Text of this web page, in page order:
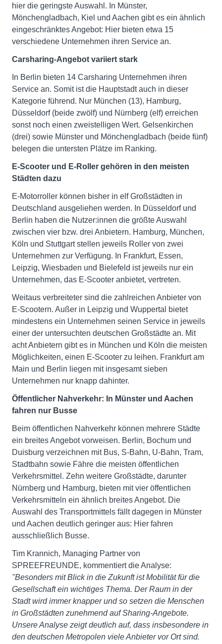
hier die geringste Auswahl. In Münster,
Mönchengladbach, Kiel und Aachen gibt es ein ähnlich
eingeschränktes Angebot: Hier bieten etwa 15
verschiedene Unternehmen ihren Service an.
Carsharing-Angebot variiert stark
In Berlin bieten 14 Carsharing Unternehmen ihren
Service an. Somit ist die Hauptstadt auch in dieser
Kategorie führend. Nur München (13), Hamburg,
Düsseldorf (beide zwölf) und Nürnberg (elf) erreichen
sonst noch einen zweistelligen Wert. Gelsenkirchen
(drei) sowie Münster und Mönchengladbach (beide fünf)
belegen die untersten Plätze im Ranking.
E-Scooter und E-Roller gehören in den meisten
Städten dazu
E-Motorroller können bisher in elf Großstädten in
Deutschland ausgeliehen werden. In Düsseldorf und
Berlin haben die Nutzer:innen die größte Auswahl
zwischen vier bzw. drei Anbietern. Hamburg, München,
Köln und Stuttgart stellen jeweils Roller von zwei
Unternehmen zur Verfügung. In Frankfurt, Essen,
Leipzig, Wiesbaden und Bielefeld ist jeweils nur ein
Unternehmen, das E-Scooter anbietet, vertreten.
Weitaus verbreiteter sind die zahlreichen Anbieter von
E-Scootern. Außer in Leipzig und Wuppertal bietet
mindestens ein Unternehmen seinen Service in jeweils
einer der untersuchten deutschen Großstädte an. Mit
acht Anbietern gibt es in München und Köln die meisten
Möglichkeiten, einen E-Scooter zu leihen. Frankfurt am
Main und Berlin liegen mit insgesamt sieben
Unternehmen nur knapp dahinter.
Öffentlicher Nahverkehr: In Münster und Aachen
fahren nur Busse
Beim öffentlichen Nahverkehr können mehrere Städte
ein breites Angebot vorweisen. Berlin, Bochum und
Duisburg verzeichnen mit Bus, S-Bahn, U-Bahn, Tram,
Stadtbahn sowie Fähre die meisten öffentlichen
Verkehrsmittel. Zehn weitere Großstädte, darunter
Nürnberg und Hamburg, bieten mit vier öffentlichen
Verkehrsmitteln ein ähnlich breites Angebot. Die
Auswahl des Transportmittels fällt dagegen in Münster
und Aachen deutlich geringer aus: Hier fahren
ausschließlich Busse.
Tim Krannich, Managing Partner von
SPREEFREUNDE, kommentiert die Analyse:
"Besonders mit Blick in die Zukunft ist Mobilität für die
Gesellschaft ein wichtiges Thema. Der Raum in der
Stadt wird immer knapper und so setzen die Menschen
in Großstädten zunehmend auf Sharing-Angebote.
Unsere Analyse zeigt deutlich auf, dass insbesondere in
den deutschen Metropolen viele Anbieter vor Ort sind.